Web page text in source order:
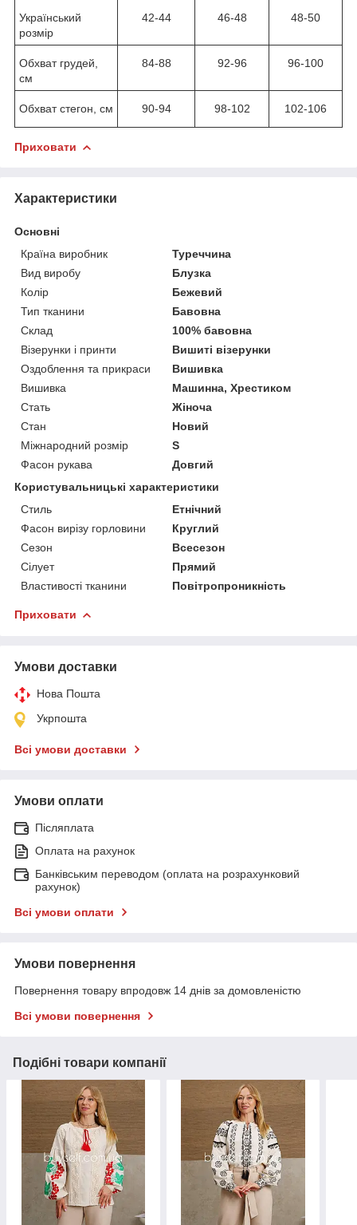
Український
розмір
42-44 46-48 48-50
Обхват грудей,
см
84-88 92-96 96-100
Обхват стегон, см 90-94 98-102 102-106
Приховати
Характеристики
Основні
Країна виробник
Туреччина
Вид виробу
Блузка
Колір
Бежевий
Тип тканини
Бавовна
Склад
100% бавовна
Візерунки і принти
Вишиті візерунки
Оздоблення та прикраси
Вишивка
Вишивка
Машинна, Хрестиком
Стать
Жіноча
Стан
Новий
Міжнародний розмір
S
Фасон рукава
Довгий
Користувальницькі характеристики
Стиль
Етнічний
Фасон вирізу горловини
Круглий
Сезон
Всесезон
Сілует
Прямий
Властивості тканини
Повітропроникність
Приховати
Умови доставки
Нова Пошта
Укрпошта
Всі умови доставки
Умови оплати
Післяплата
Оплата на рахунок
Банківським переводом (оплата на розрахунковий
рахунок)
Всі умови оплати
Умови повернення
Повернення товару впродовж 14 днів за домовленістю
Всі умови повернення
Подібні товари компанії